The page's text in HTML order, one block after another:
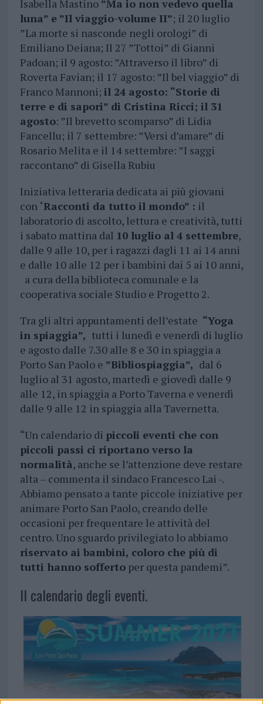
Isabella Mastino ”Ma io non vedevo quella
luna” e ”Il viaggio-volume II”; il 20 luglio
”La morte si nasconde negli orologi” di
Emiliano Deiana; Il 27 ”Tottoi” di Gianni
Padoan; il 9 agosto: ”Attraverso il libro” di
Roverta Favian; il 17 agosto: ”Il bel viaggio” di
Franco Mannoni; il 24 agosto: “Storie di
terre e di sapori” di Cristina Ricci; il 31
agosto: ”Il brevetto scomparso” di Lidia
Fancellu; il 7 settembre: ”Versi d’amare” di
Rosario Melita e il 14 settembre: ”I saggi
raccontano” di Gisella Rubiu
Iniziativa letteraria dedicata ai più giovani
con ‘Racconti da tutto il mondo” : il
laboratorio di ascolto, lettura e creatività, tutti
i sabato mattina dal 10 luglio al 4 settembre,
dalle 9 alle 10, per i ragazzi dagli 11 ai 14 anni
e dalle 10 alle 12 per i bambini dai 5 ai 10 anni,
a cura della biblioteca comunale e la
cooperativa sociale Studio e Progetto 2.
Tra gli altri appuntamenti dell’estate “Yoga
in spiaggia”, tutti i lunedì e venerdì di luglio
e agosto dalle 7.30 alle 8 e 30 in spiaggia a
Porto San Paolo e ”Bibliospiaggia”, dal 6
luglio al 31 agosto, martedì e giovedì dalle 9
alle 12, in spiaggia a Porto Taverna e venerdì
dalle 9 alle 12 in spiaggia alla Tavernetta.
“Un calendario di piccoli eventi che con
piccoli passi ci riportano verso la
normalità, anche se l’attenzione deve restare
alta – commenta il sindaco Francesco Lai -.
Abbiamo pensato a tante piccole iniziative per
animare Porto San Paolo, creando delle
occasioni per frequentare le attività del
centro. Uno sguardo privilegiato lo abbiamo
riservato ai bambini, coloro che più di
tutti hanno soffertoper questa pandemi”.
Il calendario degli eventi.